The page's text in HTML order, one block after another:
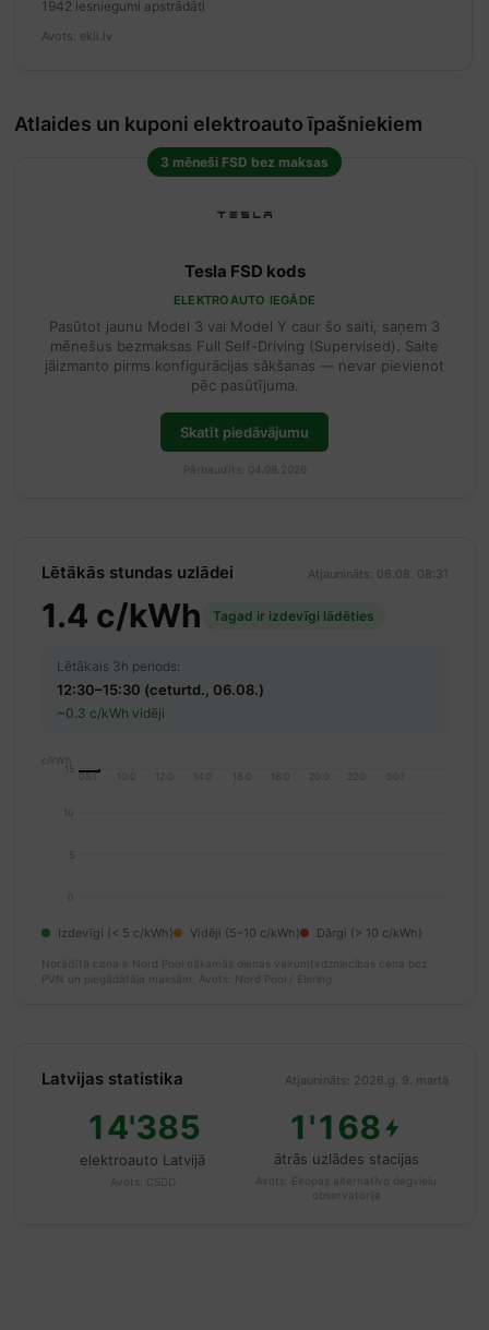
1942 iesniegumi apstrādāti
Avots: ekii.lv
Atlaides un kuponi elektroauto īpašniekiem
3 mēneši FSD bez maksas
Tesla FSD kods
ELEKTROAUTO IEGĀDE
Pasūtot jaunu Model 3 vai Model Y caur šo saiti, saņem 3
mēnešus bezmaksas Full Self-Driving (Supervised). Saite
jāizmanto pirms konfigurācijas sākšanas — nevar pievienot
pēc pasūtījuma.
Skatīt piedāvājumu
Pārbaudīts: 04.08.2026
Lētākās stundas uzlādei Atjaunināts: 06.08. 08:31
1.4 c/kWh Tagad ir izdevīgi lādēties
Lētākais 3h periods:
12:30–15:30 (ceturtd., 06.08.)
~0.3 c/kWh vidēji
c/kWh
0
5
10
15
08:00 10:00 12:00 14:00 16:00 18:00 20:00 22:00 00:00
Izdevīgi (< 5 c/kWh) Vidēji (5–10 c/kWh) Dārgi (> 10 c/kWh)
Norādītā cena ir Nord Pool nākamās dienas vairumtirdzniecības cena bez
PVN un piegādātāja maksām.
Avots: Nord Pool / Elering
Latvijas statistika Atjaunināts: 2026.g. 9. martā
14'385
elektroauto Latvijā
Avots: CSDD
1'168
ātrās uzlādes stacijas
Avots:
Eiropas alternatīvo degvielu
observatorija